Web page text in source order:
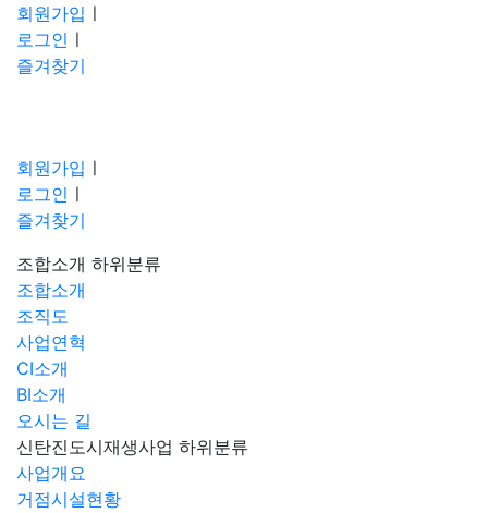
회원가입 ㅣ
로그인 ㅣ
즐겨찾기
회원가입 ㅣ
로그인 ㅣ
즐겨찾기
조합소개 하위분류
조합소개
조직도
사업연혁
CI소개
BI소개
오시는 길
신탄진도시재생사업 하위분류
사업개요
거점시설현황